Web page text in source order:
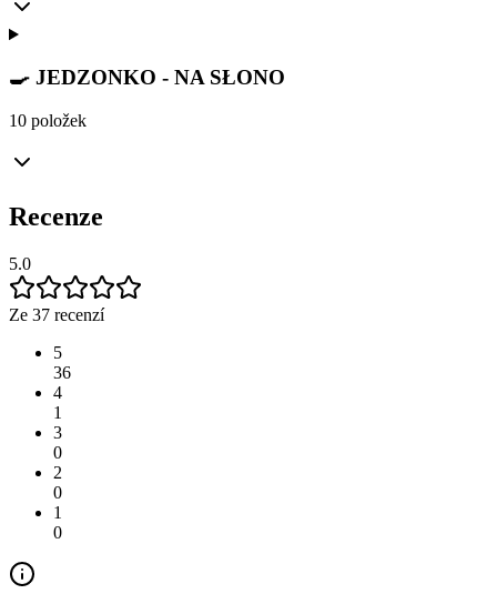
🍳 JEDZONKO - NA SŁONO
10 položek
Recenze
5.0
Ze 37 recenzí
5
36
4
1
3
0
2
0
1
0